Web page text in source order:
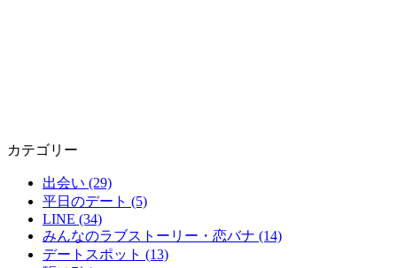
カテゴリー
出会い (29)
平日のデート (5)
LINE (34)
みんなのラブストーリー・恋バナ (14)
デートスポット (13)